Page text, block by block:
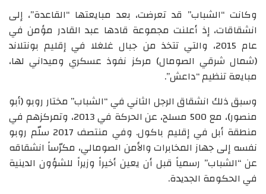
وكانت “الشباب” قد تعرضت، بعد مبايعتها “القاعدة”، إلى
انشقاقات، إذ أعلنت مجموعة قادها عبد القادر مؤمن في
عام 2015، والتي تتخذ من جبال غلغلا في إقليم بونتلاند
(شمال شرقي الصومال) مركز نفوذ عسكري وميداني لها،
مبايعة تنظيم “داعش”.
وسبق ذلك انشقاق الرجل الثاني في “الشباب” مختار روبو (أبو
منصور)، مع 500 مسلح، عن الحركة في 2013، وتمركزهم في
منطقة أبل في إقليم باكول. وفي منتصف 2017 سلّم روبو
نفسه إلى جهاز المخابرات والأمن الصومالي، مكرّساً انشقاقه
عن “الشباب” رسمياً قبل أن يعين أخيراً وزيراً للشؤون الدينية
في الحكومة الجديدة.